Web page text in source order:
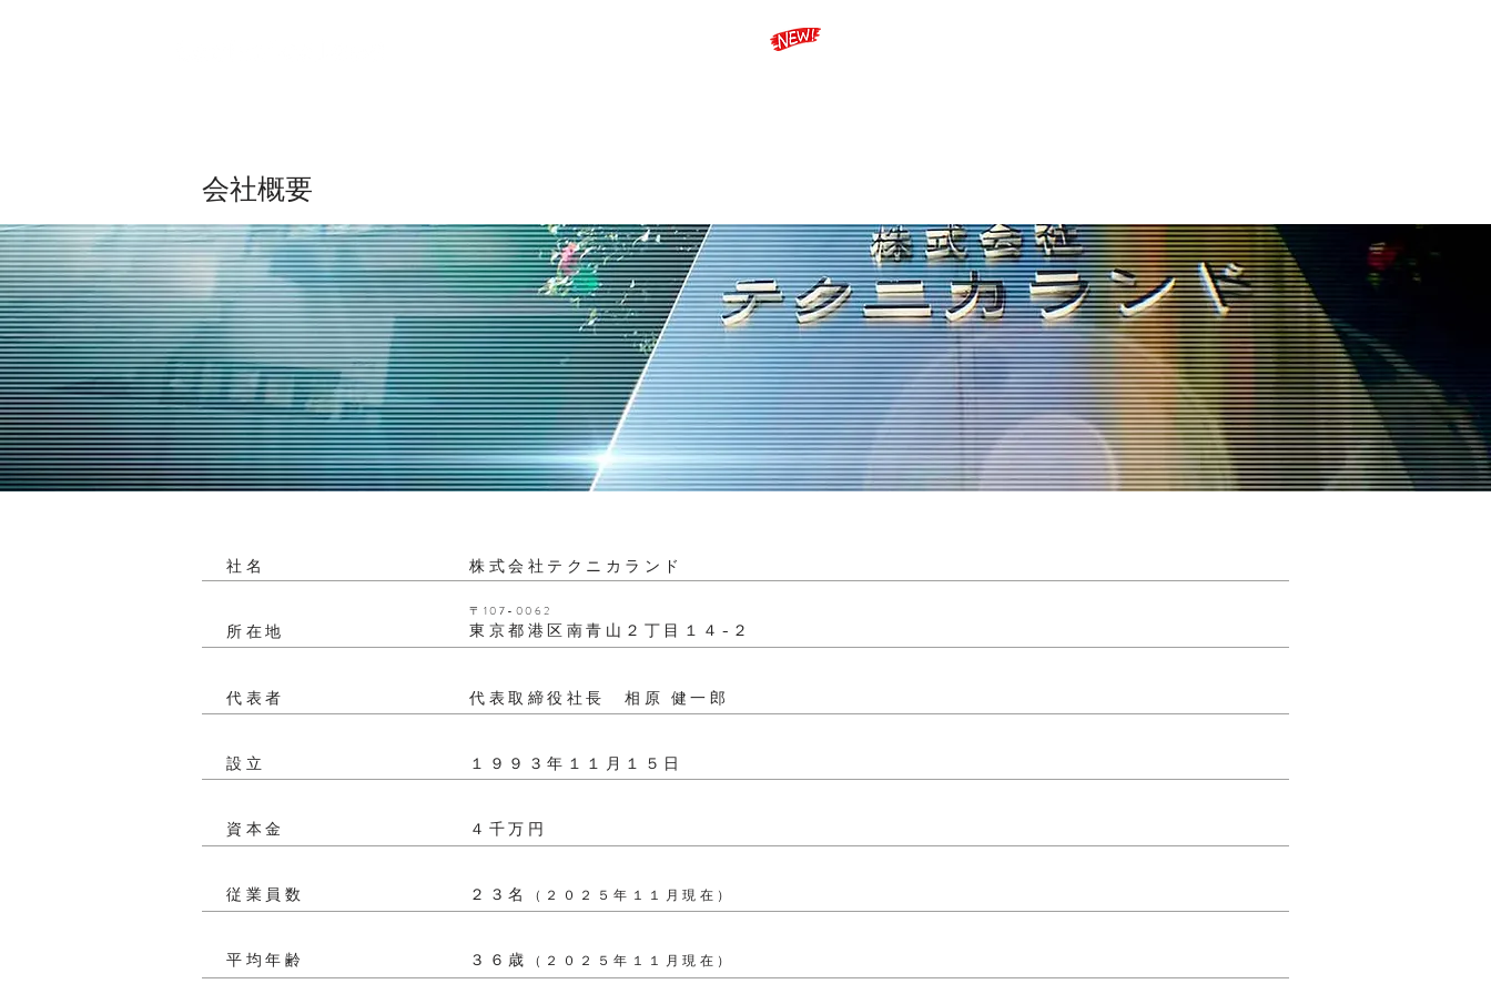
​会社概要
​社名 株式会社テクニカランド
所在地
〒107-0062
東京都港区南青山２丁目１４−２
代表者 代表取締役社長 相原 健一郎
設立 １９９３年１１月１５日
資本金 ４千万円
従業員数 ​２３名 （ ２０２５年１１月現在）
平均年齢 ３６歳 （２０２５年１１ 月現在）